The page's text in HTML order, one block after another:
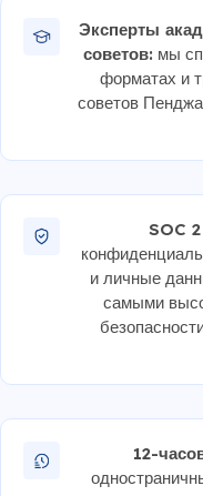
Эксперты
советов: мы
форматах и
советов
SOC
и личные
самыми
12-